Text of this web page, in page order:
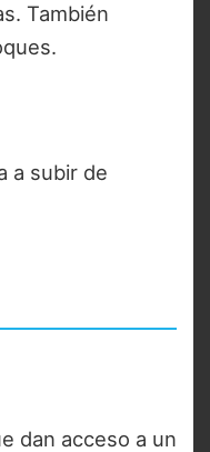
También
a subir de
dan acceso a un